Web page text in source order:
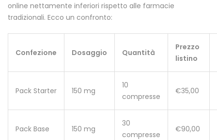
online nettamente inferiori rispetto alle farmacie
tradizionali. Ecco un confronto:
Confezione Dosaggio Quantità
Prezzo
listino
Pack Starter 150 mg
10
compresse
€35,00
Pack Base 150 mg
30
compresse
€90,00